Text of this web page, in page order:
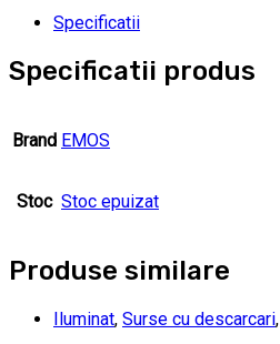
Specificatii
Specificatii produs
Brand EMOS
Stoc Stoc epuizat
Produse similare
Iluminat, Surse cu descarcari,